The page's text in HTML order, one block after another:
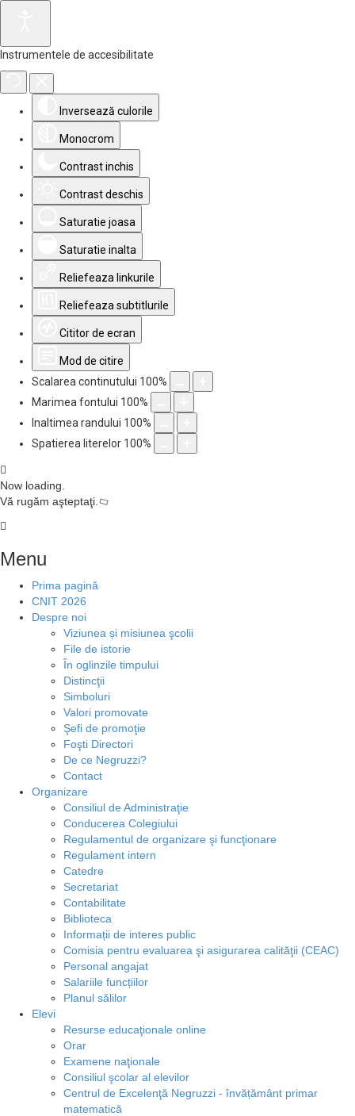
Instrumentele de accesibilitate
Inversează culorile
Monocrom
Contrast inchis
Contrast deschis
Saturatie joasa
Saturatie inalta
Reliefeaza linkurile
Reliefeaza subtitlurile
Cititor de ecran
Mod de citire
Scalarea continutului 100%
Marimea fontului 100%
Inaltimea randului 100%
Spatierea literelor 100%
Now loading.
Vă rugăm aşteptaţi.
Menu
Prima pagină
CNIT 2026
Despre noi
Viziunea și misiunea şcolii
File de istorie
În oglinzile timpului
Distincţii
Simboluri
Valori promovate
Şefi de promoţie
Foşti Directori
De ce Negruzzi?
Contact
Organizare
Consiliul de Administraţie
Conducerea Colegiului
Regulamentul de organizare şi funcţionare
Regulament intern
Catedre
Secretariat
Contabilitate
Biblioteca
Informații de interes public
Comisia pentru evaluarea şi asigurarea calităţii (CEAC)
Personal angajat
Salariile funcțiilor
Planul sălilor
Elevi
Resurse educaţionale online
Orar
Examene naţionale
Consiliul şcolar al elevilor
Centrul de Excelenţă Negruzzi - învățământ primar
matematică